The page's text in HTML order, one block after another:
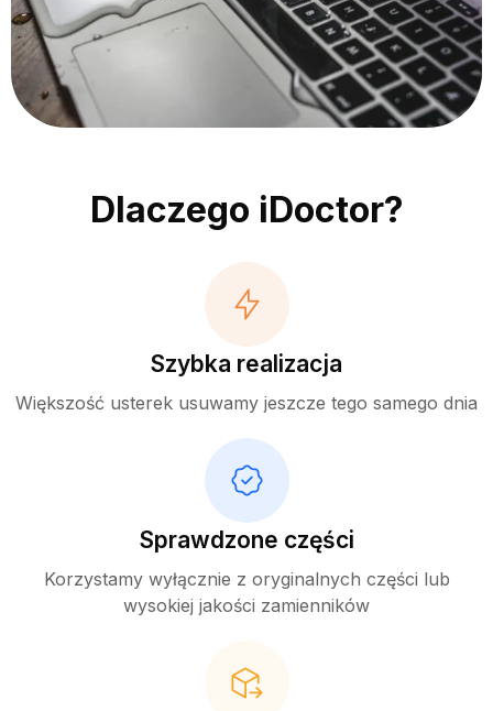
Dlaczego iDoctor?
Szybka realizacja
Większość usterek usuwamy jeszcze tego samego dnia
Sprawdzone części
Korzystamy wyłącznie z oryginalnych części lub
wysokiej jakości zamienników